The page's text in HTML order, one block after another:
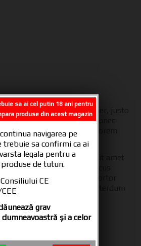
scelerisque iaculis semper, justo
urna nisl et ipsum. Donec
faucibus eget suscipit lorem
nulla consectetur pretium sit amet
aliquet, diam sed rhoncus
ultrices est, eu hendrerit tortor
enim purus, euismod interdum
card, prints
-
sa ai cel putin 18 ani pentru
produse din acest magazin
navigarea pe
trebuie sa confirmi ca ai
legala pentru a
de tutun.
CE
grav
şi a celor